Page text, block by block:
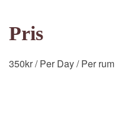
Pris
350kr/ Per Day/ Per rum